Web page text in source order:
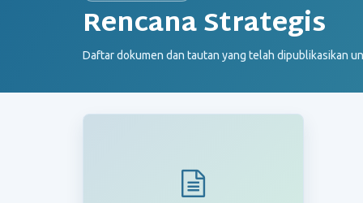
Rencana Strategis
Daftar dokumen dan tautan yang telah dipublikasikan